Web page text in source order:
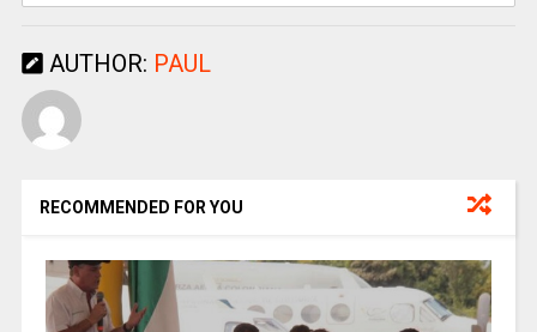
AUTHOR: PAUL
RECOMMENDED FOR YOU